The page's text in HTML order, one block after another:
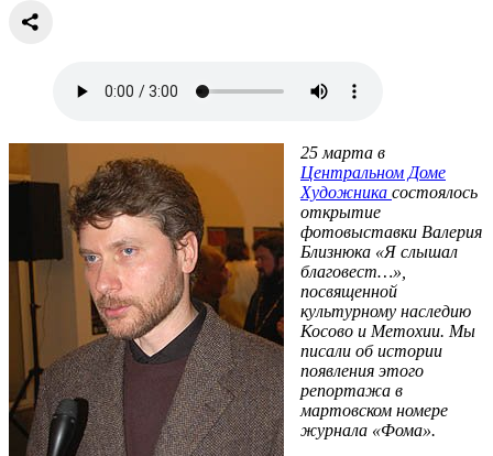
25 марта в
Центральном Доме
Художника состоялось
открытие
фотовыставки Валерия
Близнюка «Я слышал
благовест…»,
посвященной
культурному наследию
Косово и Метохии. Мы
писали об истории
появления этого
репортажа в
мартовском номере
журнала «Фома».